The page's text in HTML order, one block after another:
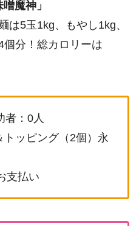
魔神」
は5玉1kg、もやし1kg、
分！総カロリーは
：0人
ッピング（2個）永
支払い